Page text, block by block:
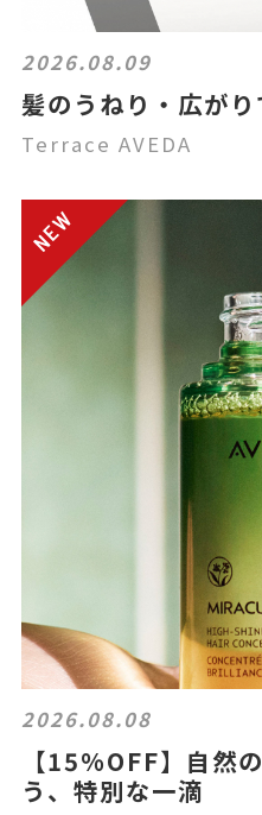
2026.08.09
髪のうねり・広が
Terrace AVEDA
2026.08.08
【15%OFF】自然
う、特別な一滴